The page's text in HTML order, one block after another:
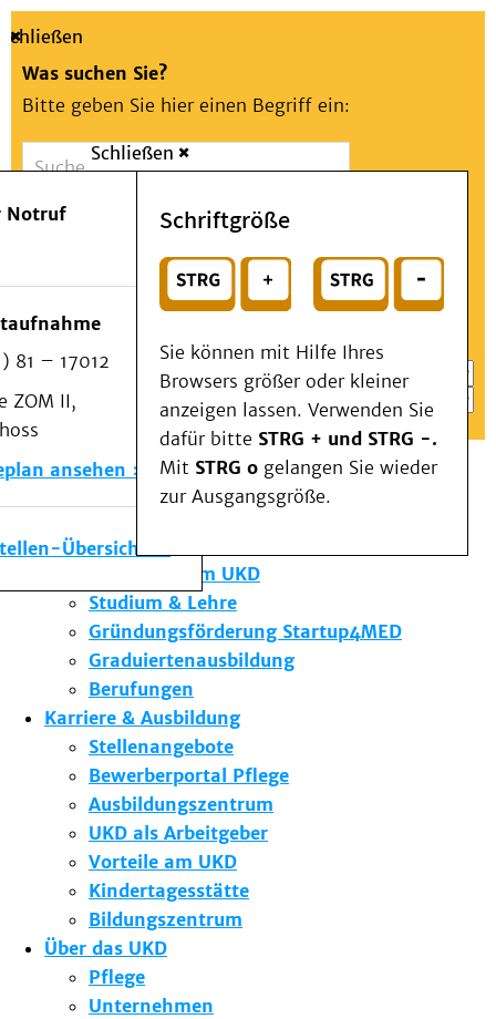
Suche
Schließen
Was suchen Sie?
Bitte geben Sie hier einen Begriff ein:
Suchen
oder
Wählen Sie ein Thema für Ihren Schnelleinstieg
Notfall
Schließen
Notruf
81 – 17012
ZOM II,
ansehen
Übersicht
Schriftgröße
Sie können mit Hilfe Ihres
Browsers größer oder kleiner
anzeigen lassen. Verwenden Sie
dafür bitte STRG + und STRG -.
Mit STRG o gelangen Sie wieder
zur Ausgangsgröße.
Menü
Patienten & Besucher
Kliniken/Institute/Zentren
Als Patient am UKD
Beratung und Unterstützung
Veranstaltungen
Kommunikation im Medizinwesen (KIM)
Notfall
Forschung & Lehre
Die Institute des UKD
Forschung am UKD
Studium & Lehre
Gründungsförderung Startup4MED
Graduiertenausbildung
Berufungen
Karriere & Ausbildung
Stellenangebote
Bewerberportal Pflege
Ausbildungszentrum
UKD als Arbeitgeber
Vorteile am UKD
Kindertagesstätte
Bildungszentrum
Über das UKD
Pflege
Unternehmen